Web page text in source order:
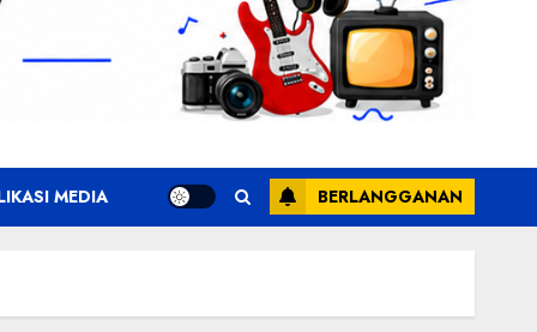
MEDIA BERLANGGANAN